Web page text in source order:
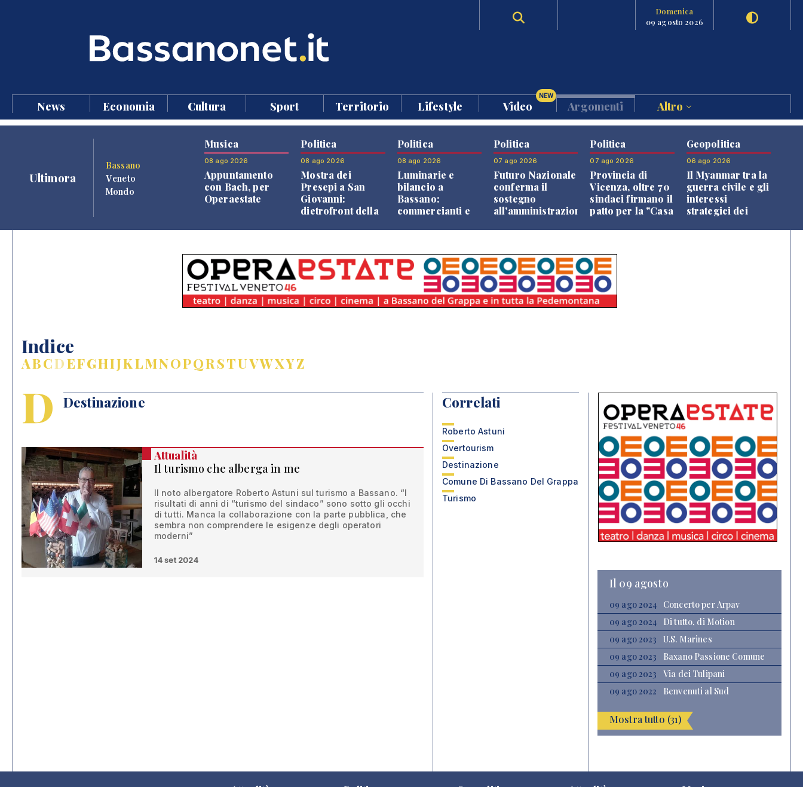
Domenica
09 agosto 2026
News Economia Cultura Sport Territorio Lifestyle Video
NEW
Argomenti Altro
Ultimora
Bassano
Veneto
Mondo
Musica
08 ago 2026
Appuntamento
con Bach, per
Operaestate
Politica
08 ago 2026
Mostra dei
Presepi a San
Giovanni:
dietrofront della
Politica
08 ago 2026
Luminarie e
bilancio a
Bassano:
commercianti e
Politica
07 ago 2026
Futuro Nazionale
conferma il
sostegno
all'amministrazione
Politica
07 ago 2026
Provincia di
Vicenza, oltre 70
sindaci firmano il
patto per la "Casa
Geopolitica
06 ago 2026
Il Myanmar tra la
guerra civile e gli
interessi
strategici dei
Indice
ABCDEFGHIJKLMNOPQRSTUVWXYZ
D Destinazione
Attualità
Il turismo che alberga in me
Il noto albergatore Roberto Astuni sul turismo a Bassano. “I
risultati di anni di “turismo del sindaco” sono sotto gli occhi
di tutti. Manca la collaborazione con la parte pubblica, che
sembra non comprendere le esigenze degli operatori
moderni”
14 set 2024
Correlati
Roberto Astuni
Overtourism
Destinazione
Comune Di Bassano Del Grappa
Turismo
Il 09 agosto
09 ago 2024
Concerto per Arpav
09 ago 2024
Di tutto, di Motion
09 ago 2023
U.S. Marines
09 ago 2023
Baxano Passione Comune
09 ago 2023
Via dei Tulipani
09 ago 2022
Benvenuti al Sud
Mostra tutto (31)